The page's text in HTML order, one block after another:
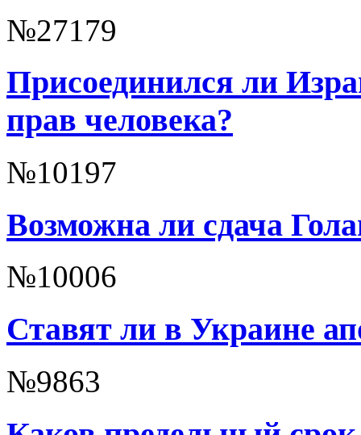
№27179
Присоединился ли
прав человека?
№10197
Возможна ли сдача
№10006
Ставят ли в Украине
№9863